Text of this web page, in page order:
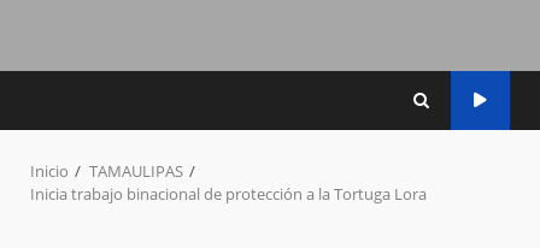
Inicio
TAMAULIPAS
Inicia trabajo binacional de protección a la Tortuga Lora